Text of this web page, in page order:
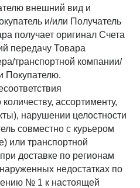
внешний вид и
и/или Получатель
получает оригинал Счета
передачу Товара
транспортной компании/
Покупателю.
ассортименту,
нарушении целостности
совместно с курьером
или транспортной
доставке по регионам
недостатках по
№ 1 к настоящей